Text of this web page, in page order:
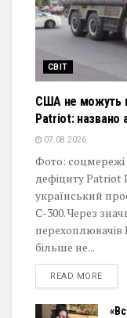
СВІТ
США не можуть
Patriot: названо
07.08.2026
Фото: соцмережі
дефіциту Patriot
український
С-300. Через
більше не...
READ MORE